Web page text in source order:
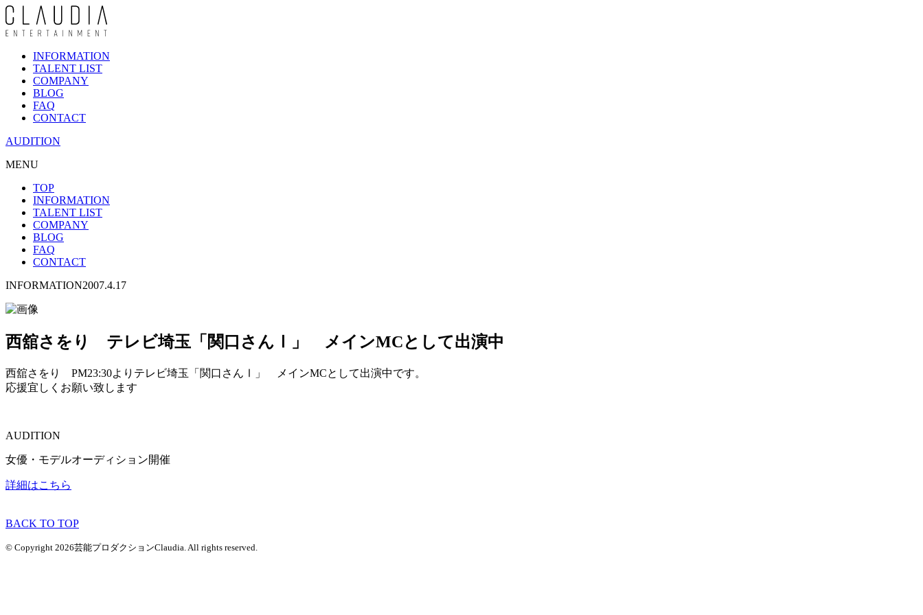
INFORMATION
TALENT LIST
COMPANY
BLOG
FAQ
CONTACT
AUDITION
MENU
TOP
INFORMATION
TALENT LIST
COMPANY
BLOG
FAQ
CONTACT
INFORMATION2007.4.17
西舘さをり テレビ埼玉「関口さんⅠ」 メインMCとして出演中
西舘さをり PM23:30よりテレビ埼玉「関口さんⅠ」 メインMCとして出演中です。
応援宜しくお願い致します
AUDITION
女優・モデルオーディション開催
詳細はこちら
BACK TO TOP
© Copyright 2026芸能プロダクションClaudia. All rights reserved.